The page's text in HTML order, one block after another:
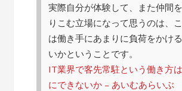
実際自分が体験して、また仲間
りこむ立場になって思うのは、
は働き手にあまりに負荷をかけ
いかということです。
IT業界で客先常駐という働き方
にできないか – あいむあらいぶ